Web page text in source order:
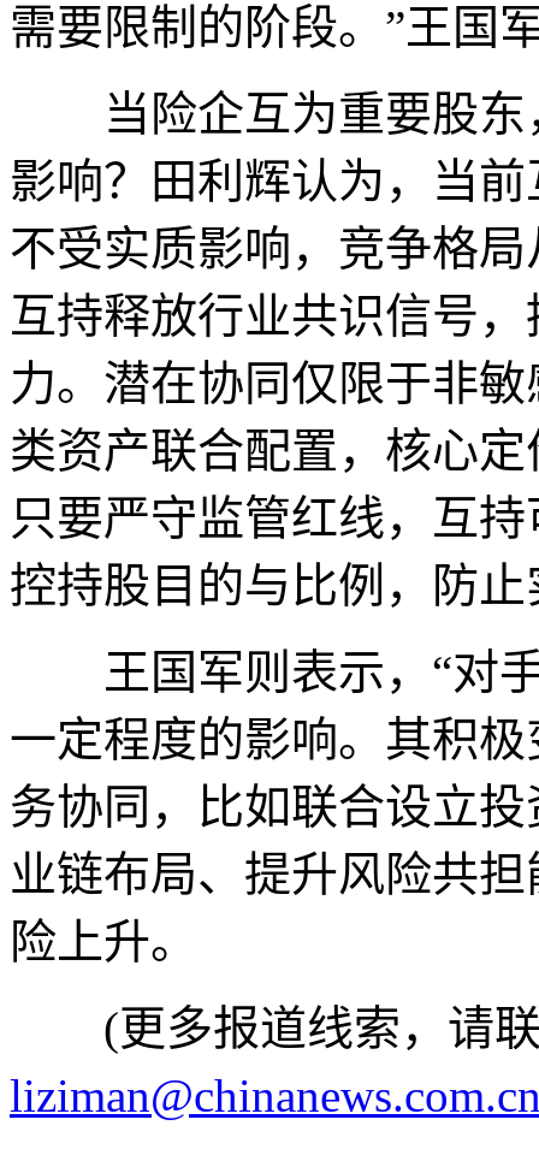
需要限制的阶段。”王国
当险企互为重要股东
影响？田利辉认为，当
不受实质影响，竞争格
互持释放行业共识信号
力。潜在协同仅限于非
类资产联合配置，核心
只要严守监管红线，互
控持股目的与比例，防
王国军则表示，“对手
一定程度的影响。其积
务协同，比如联合设立
业链布局、提升风险共
险上升。
(更多报道线索，请联